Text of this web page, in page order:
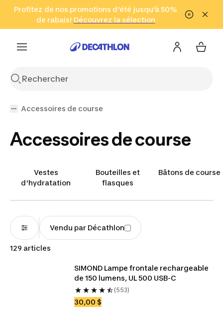
Aller à la recherche Aller au contenu Aller au pied de
Profitez de nos promotions d'été jusqu'à 50%
de rabais! Découvrez la sélection
Cliquez ici
en seulement 2 h!
(Zones sélectionnées)
Accessoires de course
Accessoires de course
Vestes
d'hydratation
Bouteilles et
flasques
Bâtons de course
Vendu par Décathlon
129 articles
SIMOND Lampe frontale rechargeable
de 150 lumens, UL 500 USB-C
(553)
30,00 $